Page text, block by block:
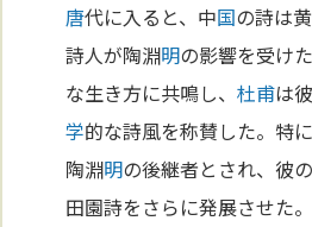
唐代に入ると、中国の詩は黄
詩人が陶淵明の影響を受け
な生き方に共鳴し、杜甫は
学的な詩風を称賛した。特に
陶淵明の後継者とされ、彼
田園詩をさらに発展させた